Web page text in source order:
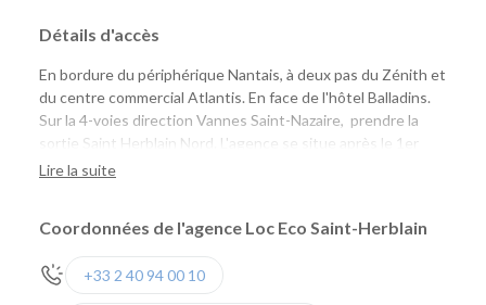
Détails d'accès
En bordure du périphérique Nantais, à deux pas du Zénith et
du centre commercial Atlantis. En face de l'hôtel Balladins.
Sur la 4-voies direction Vannes Saint-Nazaire, prendre la
sortie Saint Herblain Nord. L'agence se situe après le 1er
Rond-Point à droite, juste après le magasin Chlorophylle.
Lire la suite
Coordonnées de l'agence Loc Eco Saint-Herblain
+33 2 40 94 00 10